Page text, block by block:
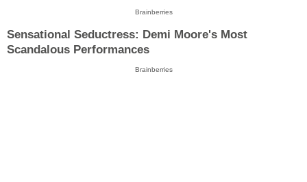
Brainberries
Sensational Seductress: Demi Moore's Most
Scandalous Performances
Brainberries